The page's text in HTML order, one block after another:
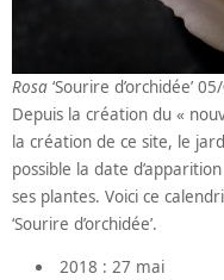
Rosa ‘Sourire d’orchidée’
Depuis la création du «
la création de ce site, le
possible la date
ses plantes. Voici ce
‘Sourire d’orchidée’.
2018 : 27 mai